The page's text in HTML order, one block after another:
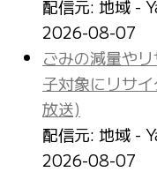
配信元: 地域 -
2026-08-07
ごみの減量や
子対象にリサ
放送)
配信元: 地域 -
2026-08-07